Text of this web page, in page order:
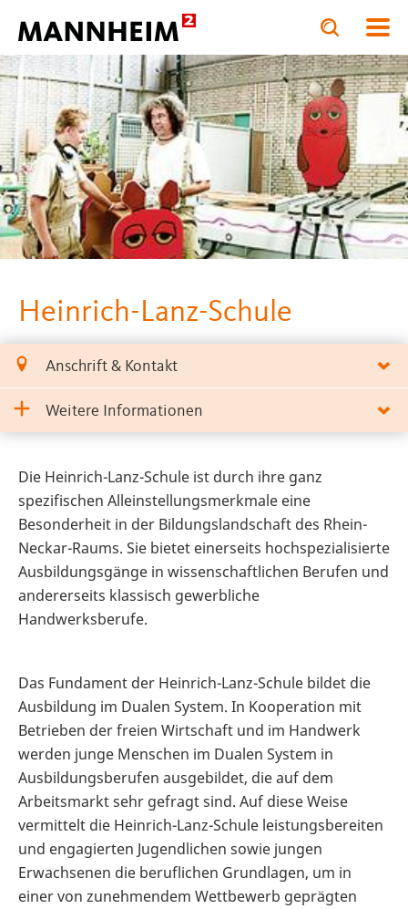
Toggle
search
input
form
Toggle
search
input
Heinrich-Lanz-Schule
Anschrift & Kontakt
Weitere Informationen
Die Heinrich-Lanz-Schule ist durch ihre ganz
spezifischen Alleinstellungsmerkmale eine
Besonderheit in der Bildungslandschaft des Rhein-
Neckar-Raums. Sie bietet einerseits hochspezialisierte
Ausbildungsgänge in wissenschaftlichen Berufen und
andererseits klassisch gewerbliche
Handwerksberufe.
Das Fundament der Heinrich-Lanz-Schule bildet die
Ausbildung im Dualen System. In Kooperation mit
Betrieben der freien Wirtschaft und im Handwerk
werden junge Menschen im Dualen System in
Ausbildungsberufen ausgebildet, die auf dem
Arbeitsmarkt sehr gefragt sind. Auf diese Weise
vermittelt die Heinrich-Lanz-Schule leistungsbereiten
und engagierten Jugendlichen sowie jungen
Erwachsenen die beruflichen Grundlagen, um in
einer von zunehmendem Wettbewerb geprägten